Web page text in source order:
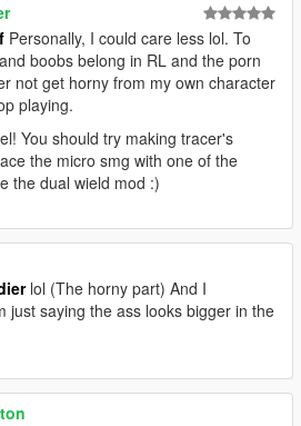
Personally, I could care less lol. To
boobs belong in RL and the porn
not get horny from my own character
playing.
You should try making tracer's
the micro smg with one of the
the dual wield mod :)
lol (The horny part) And I
just saying the ass looks bigger in the